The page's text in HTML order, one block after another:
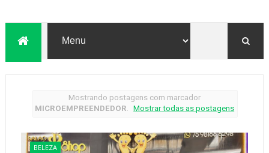
Mostrando postagens com marcador
MICROEMPREENDEDOR
Mostrar todas as postagens
BELEZA